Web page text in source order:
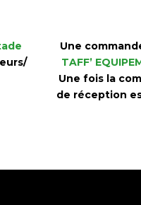
Une
TAFF’
Une fois la
de réception